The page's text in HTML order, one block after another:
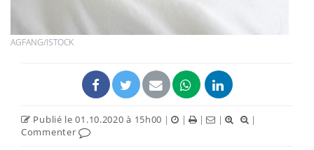
AGFANG/ISTOCK
Publié le 01.10.2020 à 15h00 | | | |
|
Commenter